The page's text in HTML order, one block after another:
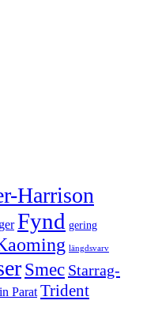
Harrison
Fynd gering
längdsvarv
Smec Starrag-
Parat Trident